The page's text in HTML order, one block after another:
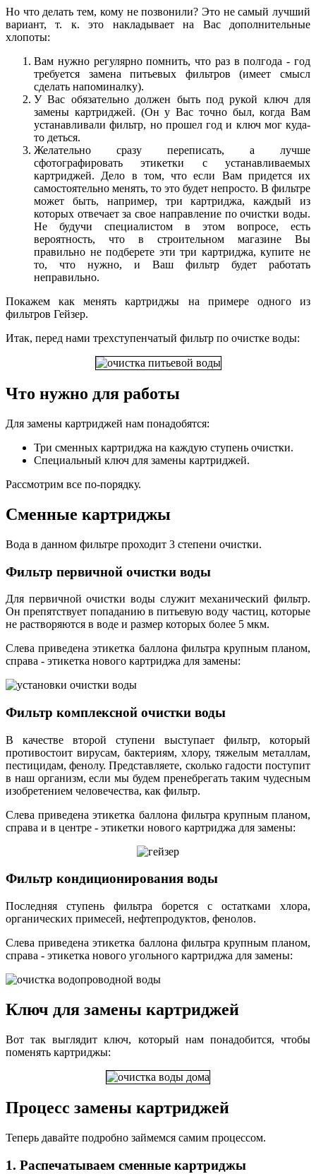
Но что делать тем, кому не позвонили? Это не самый лучший
вариант, т. к. это накладывает на Вас дополнительные
хлопоты:
Вам нужно регулярно помнить, что раз в полгода - год
требуется замена питьевых фильтров (имеет смысл
сделать напоминалку).
У Вас обязательно должен быть под рукой ключ для
замены картриджей. (Он у Вас точно был, когда Вам
устанавливали фильтр, но прошел год и ключ мог куда-
то деться.
Желательно сразу переписать, а лучше
сфотографировать этикетки с устанавливаемых
картриджей. Дело в том, что если Вам придется их
самостоятельно менять, то это будет непросто. В фильтре
может быть, например, три картриджа, каждый из
которых отвечает за свое направление по очистки воды.
Не будучи специалистом в этом вопросе, есть
вероятность, что в строительном магазине Вы
правильно не подберете эти три картриджа, купите не
то, что нужно, и Ваш фильтр будет работать
неправильно.
Покажем как менять картриджы на примере одного из
фильтров Гейзер.
Итак, перед нами трехступенчатый фильтр по очистке воды:
Что нужно для работы
Для замены картриджей нам понадобятся:
Три сменных картриджа на каждую ступень очистки.
Специальный ключ для замены картриджей.
Рассмотрим все по-порядку.
Сменные картриджы
Вода в данном фильтре проходит 3 степени очистки.
Фильтр первичной очистки воды
Для первичной очистки воды служит механический фильтр.
Он препятствует попаданию в питьевую воду частиц, которые
не растворяются в воде и размер которых более 5 мкм.
Слева приведена этикетка баллона фильтра крупным планом,
справа - этикетка нового картриджа для замены:
Фильтр комплексной очистки воды
В качестве второй ступени выступает фильтр, который
противостоит вирусам, бактериям, хлору, тяжелым металлам,
пестицидам, фенолу. Представляете, сколько гадости поступит
в наш организм, если мы будем пренебрегать таким чудесным
изобретением человечества, как фильтр.
Слева приведена этикетка баллона фильтра крупным планом,
справа и в центре - этикетки нового картриджа для замены:
Фильтр кондиционирования воды
Последняя ступень фильтра борется с остатками хлора,
органических примесей, нефтепродуктов, фенолов.
Слева приведена этикетка баллона фильтра крупным планом,
справа - этикетка нового угольного картриджа для замены:
Ключ для замены картриджей
Вот так выглядит ключ, который нам понадобится, чтобы
поменять картриджы:
Процесс замены картриджей
Теперь давайте подробно займемся самим процессом.
1. Распечатываем сменные картриджы